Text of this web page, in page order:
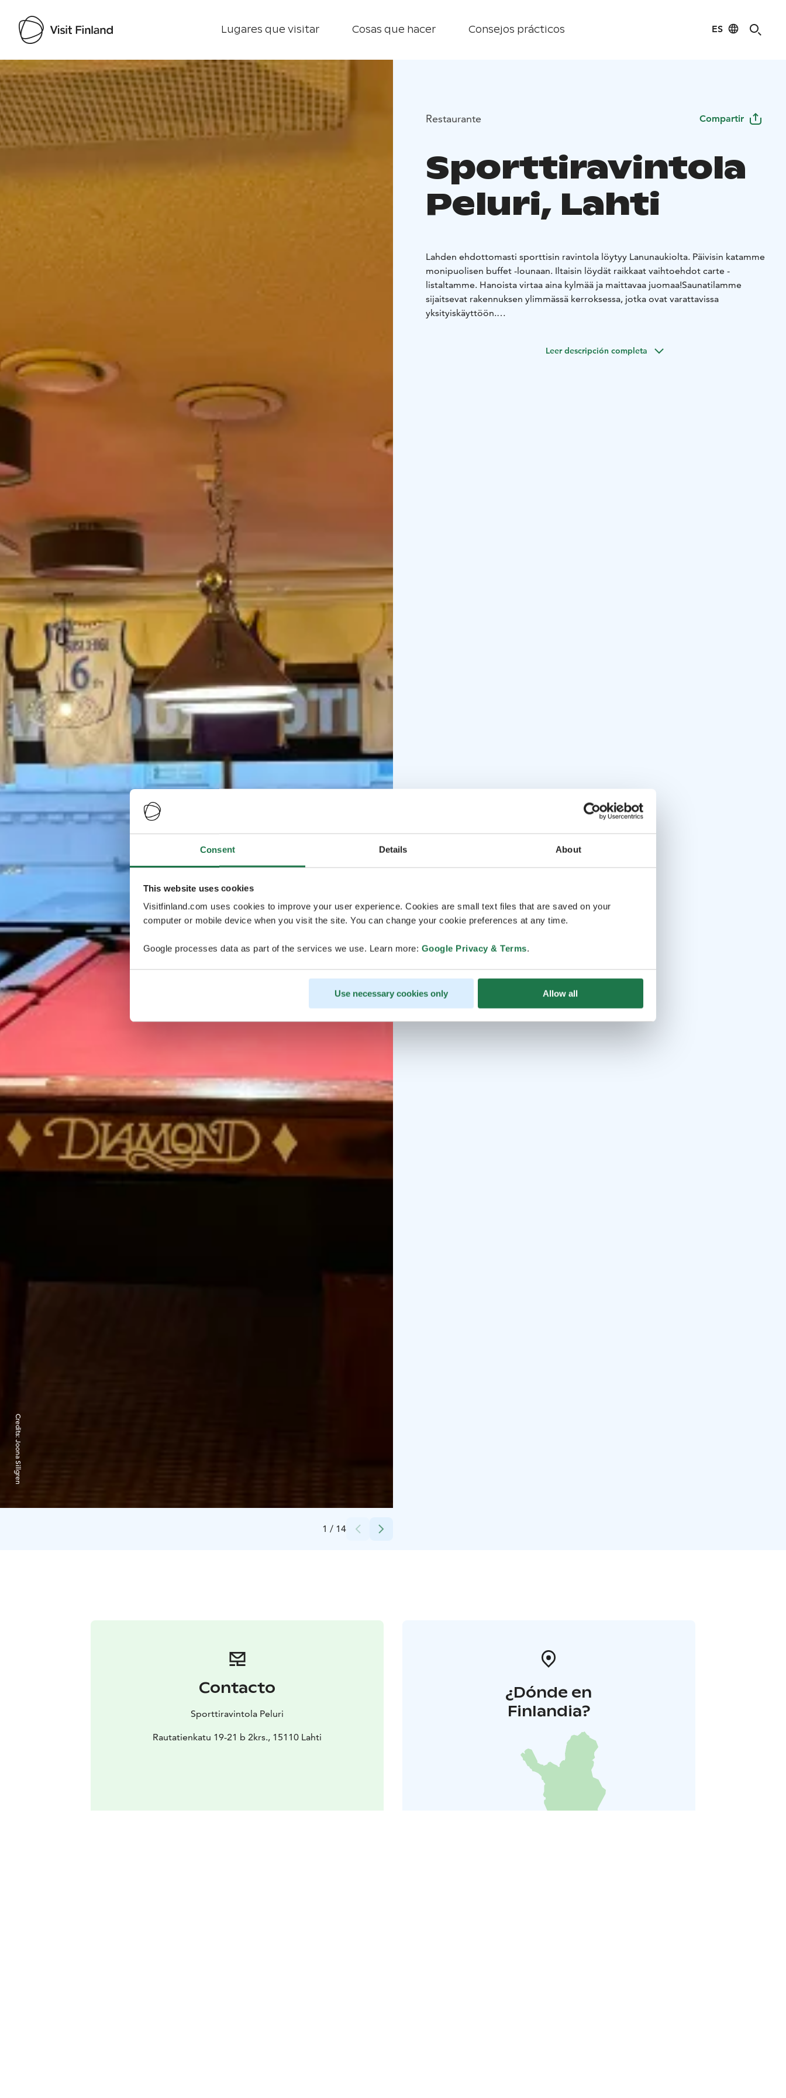
Consent Details About
This website uses cookies
Visitfinland.com uses cookies to improve your user experience. Cookies are small text files that are saved on your
computer or mobile device when you visit the site. You can change your cookie preferences at any time.
Google processes data as part of the services we use. Learn more: Google Privacy & Terms.
Use necessary cookies only Allow all
Lugares que visitar Cosas que hacer Consejos prácticos ES
Visit Finland
1 / 14
Credits:
Joona Sillgren
Restaurante Compartir
Sporttiravintola
Peluri, Lahti
Lahden ehdottomasti sporttisin ravintola löytyy Lanunaukiolta. Päivisin katamme
monipuolisen buffet -lounaan. Iltaisin löydät raikkaat vaihtoehdot carte -
listaltamme. Hanoista virtaa aina kylmää ja maittavaa juomaa!Saunatilamme
sijaitsevat rakennuksen ylimmässä kerroksessa, jotka ovat varattavissa
yksityiskäyttöön.
Leer descripción completa
Contacto
Sporttiravintola Peluri
Rautatienkatu 19-21 b 2krs., 15110 Lahti
¿Dónde en
Finlandia?